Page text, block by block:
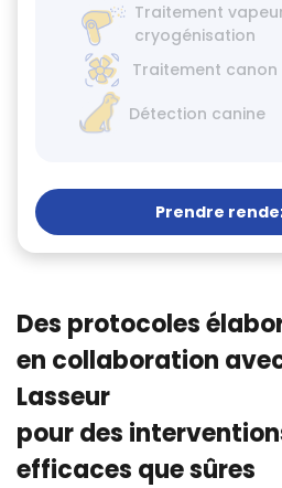
Traitement
cryogénisation
Traitement
Détection canine
Prendre
Des protocoles
en collaboration
Lasseur
pour des
efficaces que sûres